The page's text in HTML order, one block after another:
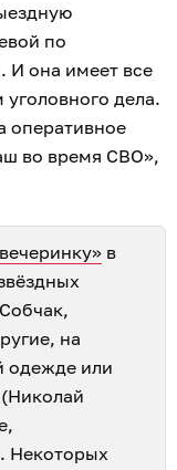
по
она имеет все
дела.
оперативное
во время СВО»,
в
на
одежде или
Некоторых